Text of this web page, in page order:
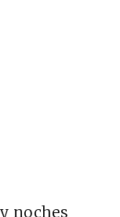
noches